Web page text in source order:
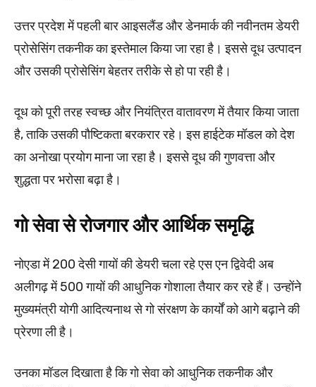
उत्तर प्रदेश में पहली बार आइसलैंड और डेनमार्क की नवीनतम डेयरी
प्रोसेसिंग तकनीक का इस्तेमाल किया जा रहा है। इससे दूध उत्पादन
और उसकी प्रोसेसिंग बेहतर तरीके से हो पा रही है।
दूध को पूरी तरह स्वच्छ और नियंत्रित वातावरण में तैयार किया जाता
है, ताकि उसकी पौष्टिकता बरकरार रहे। इस हाईटेक मॉडल को देश
का अनोखा प्रयोग माना जा रहा है। इससे दूध की गुणवत्ता और
शुद्धता पर भरोसा बढ़ा है।
गो सेवा से रोजगार और आर्थिक समृद्धि
नोएडा में 200 देसी गायों की डेयरी चला रहे एस एन द्विवेदी अब
अलीगढ़ में 500 गायों की आधुनिक गोशाला तैयार कर रहे हैं। उन्होंने
मुख्यमंत्री योगी आदित्यनाथ से गो संरक्षण के कार्यों को आगे बढ़ाने की
प्रेरणा ली है।
उनका मॉडल दिखाता है कि गो सेवा को आधुनिक तकनीक और